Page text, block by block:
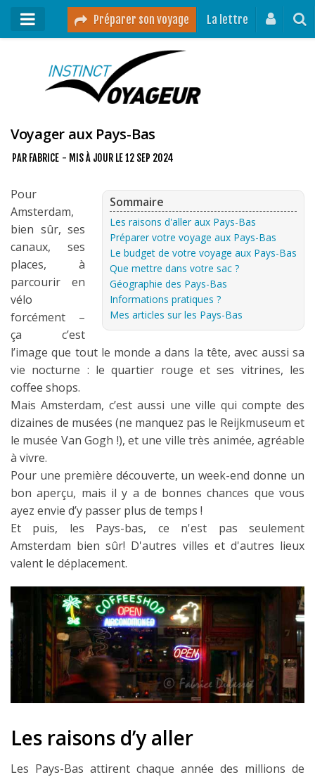
Préparer son voyage La lettre
Mon podcast
Destinations
Mes ressources pour voyager
A propos
Contact
Mon journal de bord sur Instagram
Blog voyage
Les derniers articles
Podcast
Destinations
LA LETTRE
Outils pour voyageur
Sites utiles
Réserver un vol !
Le logement en voyage
LA carte bancaire
voyage !
Louer une voiture !
Mes guides voyage
L’auteur
Voyager aux Pays-Bas
PAR FABRICE - MIS À JOUR LE12 SEP 2024
Sommaire
Les raisons d'aller aux Pays-Bas
Préparer votre voyage aux Pays-Bas
Le budget de votre voyage aux Pays-Bas
Que mettre dans votre sac ?
Géographie des Pays-Bas
Informations pratiques ?
Mes articles sur les Pays-Bas
Pour
Amsterdam,
bien sûr, ses
canaux, ses
places, à
parcourir en
vélo
forcément –
ça c’est
l’image que tout le monde a dans la tête, avec aussi sa
vie nocturne : le quartier rouge et ses vitrines, les
coffee shops.
Mais Amsterdam, c’est aussi une ville qui compte des
dizaines de musées (ne manquez pas le Reijkmuseum et
le musée Van Gogh !), et une ville très animée, agréable
à vivre.
Pour une première découverte, un week-end donne un
bon aperçu, mais il y a de bonnes chances que vous
ayez envie d’y passer plus de temps !
Et puis, les Pays-bas, ce n'est pas seulement
Amsterdam bien sûr! D'autres villes et d'autres lieux
valent le déplacement.
Les raisons d’y aller
Les Pays-Bas attirent chaque année des millions de